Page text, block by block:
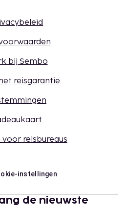
bij Sembo
reisgarantie
voor reisbureaus
instellingen
de nieuwste